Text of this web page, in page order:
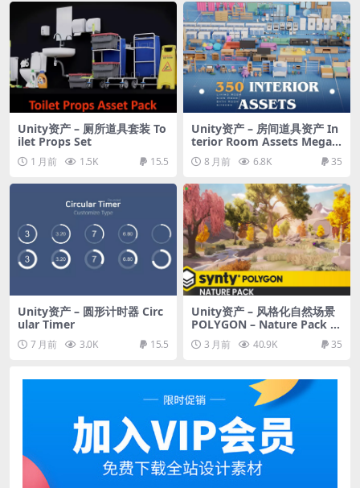
Unity资产 – 厕所道具套装 To
ilet Props Set
1 月前 1.5K 15.5
Unity资产 – 房间道具资产 In
terior Room Assets Mega P
ack8 月前 6.8K 35
Unity资产 – 圆形计时器 Circ
ular Timer
7 月前 3.0K 15.5
Unity资产 – 风格化自然场景
POLYGON – Nature Pack –
Art by Synty
3 月前 40.9K 35